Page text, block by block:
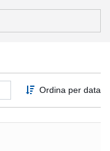
Ordina per data